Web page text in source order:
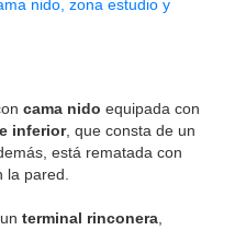
nido, zona estudio y
cama nido equipada con
inferior, que consta de un
está rematada con
la pared.
terminal rinconera